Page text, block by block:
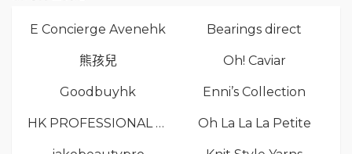
E Concierge Avenehk Bearings direct
熊孩兒 Oh! Caviar
Goodbuyhk Enni’s Collection
HK PROFESSIONAL TV LIMITED Oh La La La Petite